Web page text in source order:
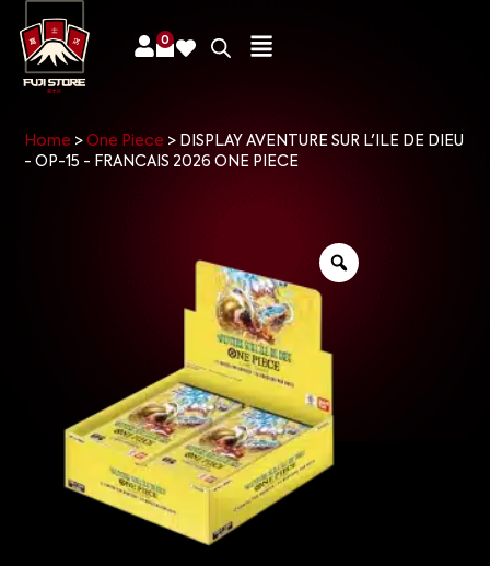
0
Home >One Piece > DISPLAY AVENTURE SUR L'ILE DE DIEU
- OP-15 - FRANCAIS 2026 ONE PIECE